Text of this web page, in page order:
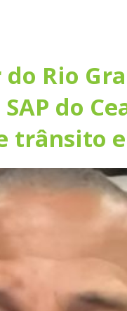
Rio
do
trânsito